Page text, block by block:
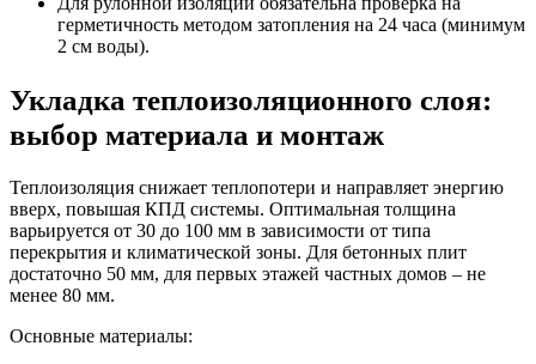
герметичность методом затопления на 24 часа (минимум
2 см воды).
Укладка теплоизоляционного слоя:
выбор материала и монтаж
Теплоизоляция снижает теплопотери и направляет энергию
вверх, повышая КПД системы. Оптимальная толщина
варьируется от 30 до 100 мм в зависимости от типа
перекрытия и климатической зоны. Для бетонных плит
достаточно 50 мм, для первых этажей частных домов – не
менее 80 мм.
Основные материалы: